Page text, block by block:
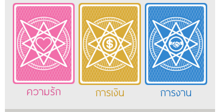
ความรัก การเงิน การงาน